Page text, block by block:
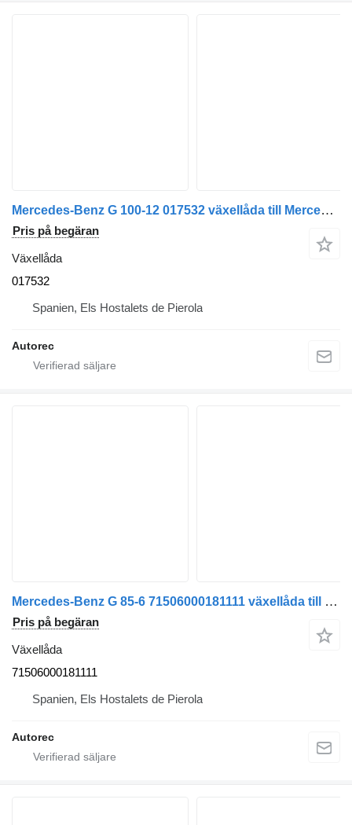
Mercedes-Benz G 100-12 017532 växellåda till Mercedes-Benz Atego 1828 lastbil
Pris på begäran
Växellåda
017532
Spanien, Els Hostalets de Pierola
Autorec
Mercedes-Benz G 85-6 71506000181111 växellåda till Mercedes-Benz Atego 1223 lastbil
Pris på begäran
Växellåda
71506000181111
Spanien, Els Hostalets de Pierola
Autorec